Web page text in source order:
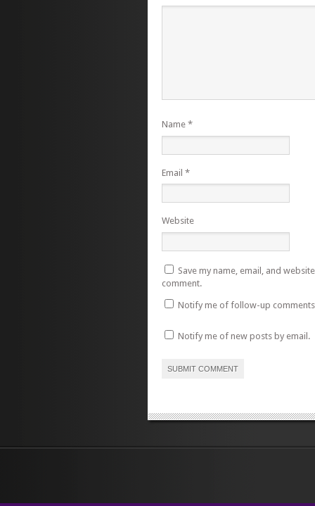
Name *
Email *
Website
Save my name, email, and
comment.
Notify me of follow-up
Notify me of new posts by email.